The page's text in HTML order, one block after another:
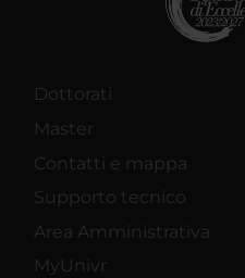
Dottorati
Master
Contatti e mappa
Supporto tecnico
Area Amministrativa
MyUnivr